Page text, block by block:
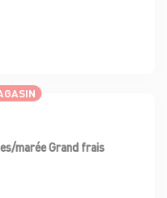
marée Grand frais